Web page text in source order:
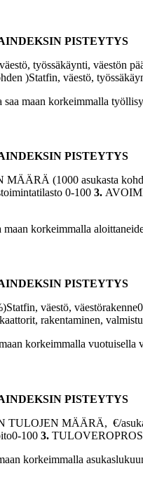
PISTEYTYS
työssäkäynti, väestön
)Statfin, väestö,
maan korkeimmalla
PISTEYTYS
(1000 asukasta
0-100 3.
maan korkeimmalla
PISTEYTYS
väestö,
rakentaminen,
korkeimmalla
PISTEYTYS
MÄÄRÄ, €/
100 3.
korkeimmalla